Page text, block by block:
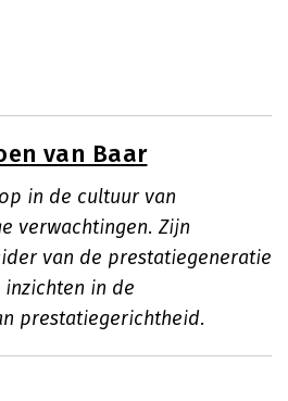
van Baar
in de cultuur van
verwachtingen. Zijn
van de prestatiegeneratie
in de
prestatiegerichtheid.